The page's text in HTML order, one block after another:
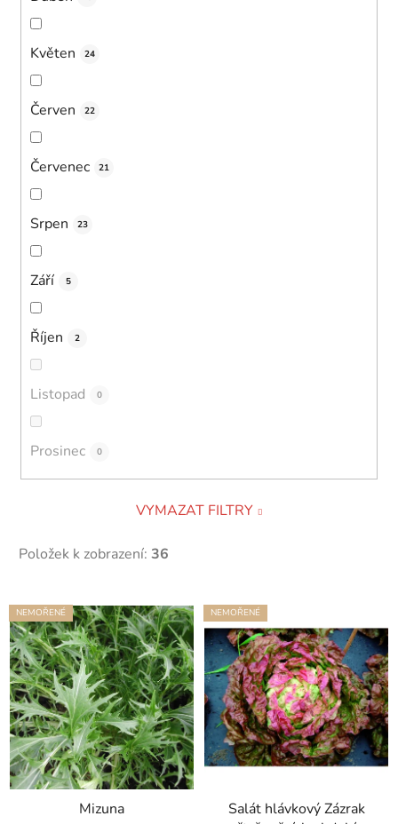
Květen 24
Červen 22
Červenec 21
Srpen 23
Září 5
Říjen 2
Listopad 0
Prosinec 0
VYMAZAT FILTRY
Položek k zobrazení: 36
V
ý
p
i
s
p
r
o
d
NEMOŘENÉ
Mizuna
NEMOŘENÉ
Salát hlávkový Zázrak